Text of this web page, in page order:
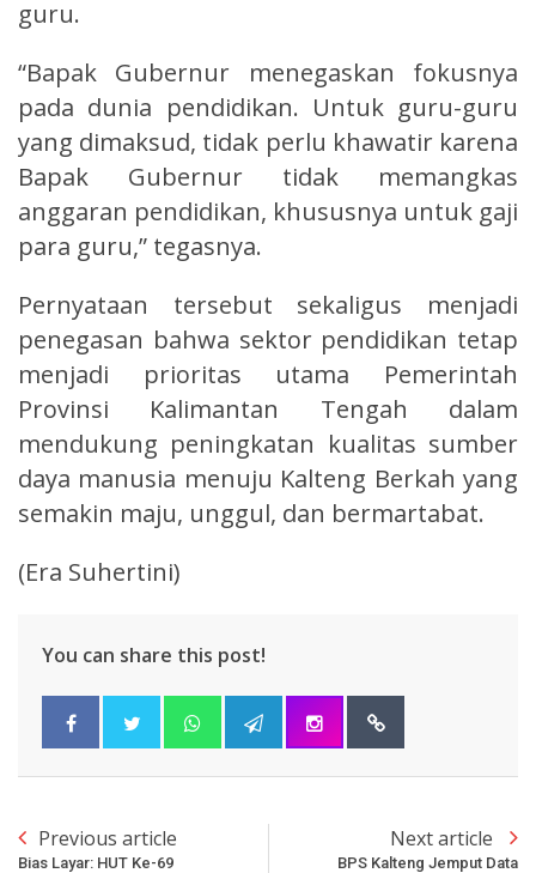
guru.
“Bapak Gubernur menegaskan fokusnya
pada dunia pendidikan. Untuk guru-guru
yang dimaksud, tidak perlu khawatir karena
Bapak Gubernur tidak memangkas
anggaran pendidikan, khususnya untuk gaji
para guru,” tegasnya.
Pernyataan tersebut sekaligus menjadi
penegasan bahwa sektor pendidikan tetap
menjadi prioritas utama Pemerintah
Provinsi Kalimantan Tengah dalam
mendukung peningkatan kualitas sumber
daya manusia menuju Kalteng Berkah yang
semakin maju, unggul, dan bermartabat.
(Era Suhertini)
You can share this post!
Previous article
Bias Layar: HUT Ke-69
Next article
BPS Kalteng Jemput Data